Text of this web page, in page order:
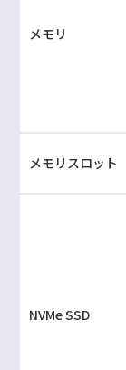
メモリ
メモリスロット
NVMe SSD